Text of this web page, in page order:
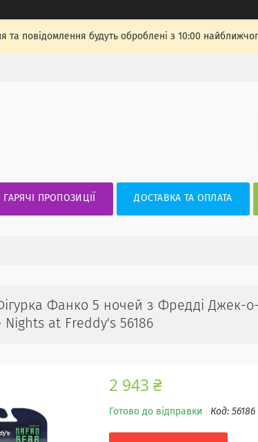
та повідомлення будуть оброблені з 10:00
ГАРЯЧІ ПРОПОЗИЦІЇ ДОСТАВКА ТА ОПЛАТА
Фанко 5 ночей з Фредді Джек-
Nights at Freddy's 56186
2 943 ₴
Готово до відправки Код: 56186